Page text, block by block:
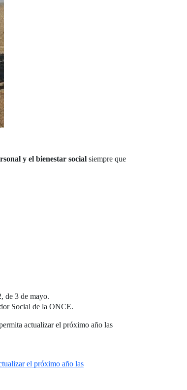
y el bienestar social siempre que
de 3 de mayo.
Social de la ONCE.
actualizar el próximo año las
el próximo año las